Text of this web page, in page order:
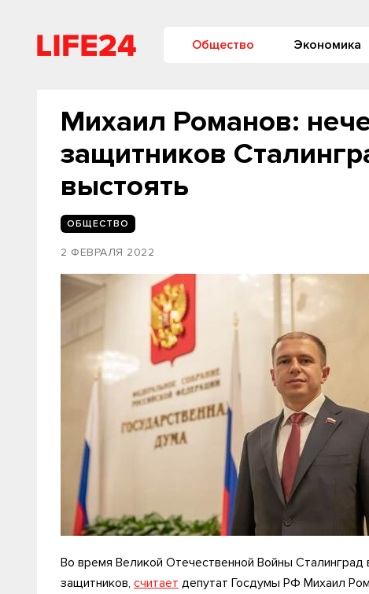
Общество Экономика
Михаил Романов:
защитников
выстоять
ОБЩЕСТВО
2 ФЕВРАЛЯ 2022
Во время Великой Отечественной Войны
защитников, считает депутат Госдумы РФ Михаил